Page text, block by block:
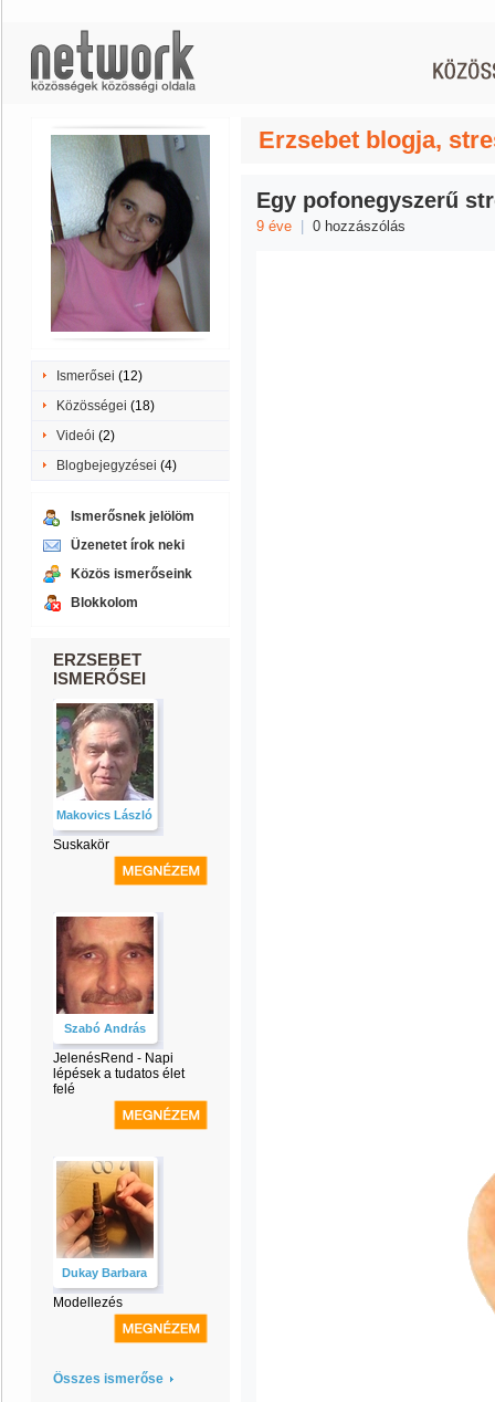
Ismerősei (12)
Közösségei (18)
Videói (2)
Blogbejegyzései (4)
Ismerősnek jelölöm
Üzenetet írok neki
Közös ismerőseink
Blokkolom
ERZSEBET
ISMERŐSEI
Makovics László
Suskakör
Szabó András
JelenésRend - Napi
lépések a tudatos élet
felé
Dukay Barbara
Modellezés
Összes ismerőse
Erzsebet blogja,
Egy pofonegyszerű
9 éve 0 hozzászólás